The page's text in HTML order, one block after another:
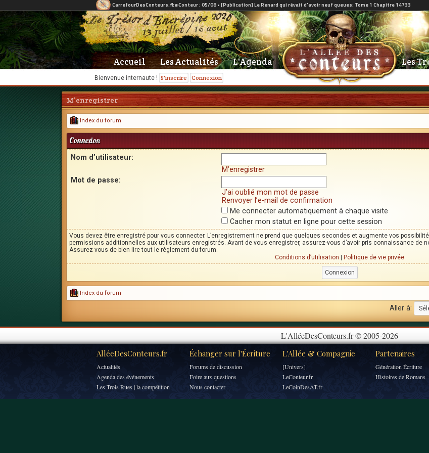
Bienvenue internaute ! S'inscrire Connexion
Accueil Les Actualités L'Agenda Les
M’enregistrer
Index du forum
Connexion
Nom d’utilisateur:
M’enregistrer
Mot de passe:
J’ai oublié mon mot de passe
Renvoyer l’e-mail de confirmation
Me connecter automatiquement à chaque visite
Cacher mon statut en ligne pour cette session
Vous devez être enregistré pour vous connecter. L’enregistrement ne prend que quelques secondes et augmente vos
permissions additionnelles aux utilisateurs enregistrés. Avant de vous enregistrer, assurez-vous d’avoir pris connaissance de
Assurez-vous de bien lire tout le règlement du forum.
Conditions d’utilisation
Politique de vie privée
Index du forum
Aller à:
L'AlléeDesConteurs.fr © 2005-2026
AlléeDesConteurs.fr Échanger sur l'Écriture L'Allée & Compagnie Partenaires
Actualités
Agenda des événements
Les Trois Rues | la compétition
Forums de discussion
Foire aux questions
Nous contacter
[Univers]
LeConteur.fr
LeCoinDesAT.fr
Génération Écriture
Histoires de Romans